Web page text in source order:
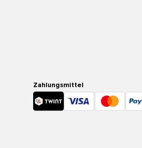
Zahlungsmittel